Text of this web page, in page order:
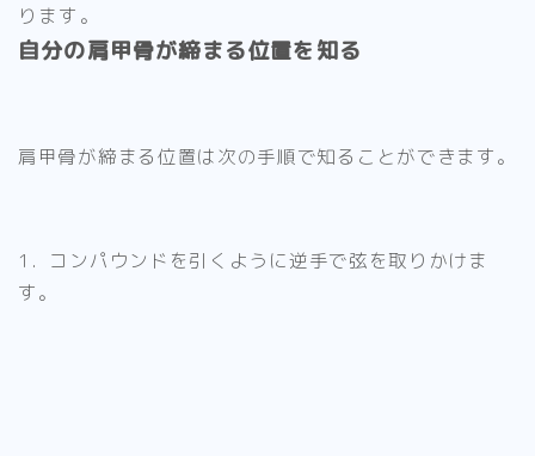
ります。
自分の肩甲骨が締まる位置を知る
肩甲骨が締まる位置は次の手順で知ることができます。
1．コンパウンドを引くように逆手で弦を取りかけま
す。